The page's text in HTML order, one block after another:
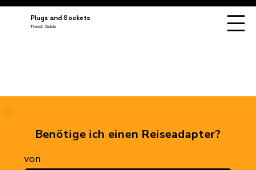
Plugs and Sockets
Travel Guide
Benötige ich einen Reiseadapter?
von